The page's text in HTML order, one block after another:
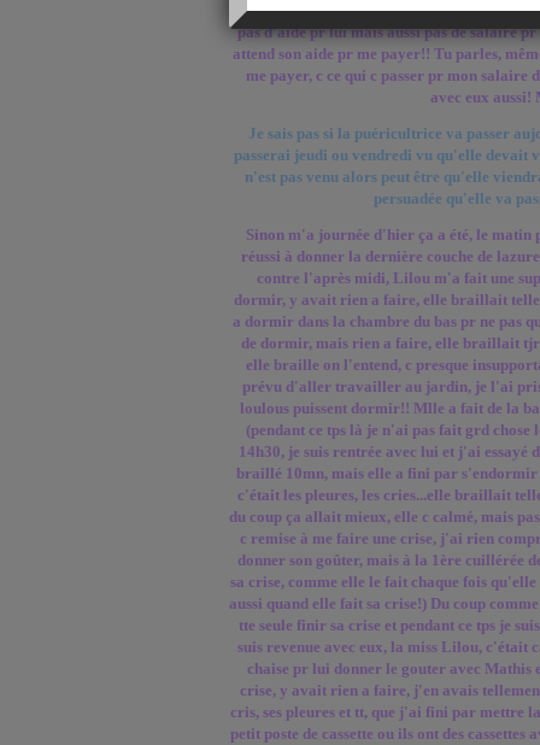
pas que sa femme n'a pas fait la
pas d'aide pr lui mais aussi pas de salaire
attend son aide pr me payer!! Tu parles,
me payer, c ce qui c passer pr mon salaire
avec eux aussi!
Je sais pas si la puéricultrice va passer
passerai jeudi ou vendredi vu qu'elle devait
n'est pas venu alors peut être qu'elle
persuadée qu'elle va
Sinon m'a journée d'hier ça a été, le matin
réussi à donner la dernière couche de
contre l'après midi, Lilou m'a fait une
dormir, y avait rien a faire, elle braillait
a dormir dans la chambre du bas pr ne pas
de dormir, mais rien a faire, elle braillait
elle braille on l'entend, c presque
prévu d'aller travailler au jardin, je l'ai
loulous puissent dormir!! Mlle a fait de la
(pendant ce tps là je n'ai pas fait grd
14h30, je suis rentrée avec lui et j'ai essayé
braillé 10mn, mais elle a fini par s'endormir
c'était les pleures, les cries...elle braillait
du coup ça allait mieux, elle c calmé, mais
c remise à me faire une crise, j'ai rien
donner son goûter, mais à la 1ère cuillérée
sa crise, comme elle le fait chaque fois
aussi quand elle fait sa crise!) Du coup
tte seule finir sa crise et pendant ce tps je
suis revenue avec eux, la miss Lilou, c'était
chaise pr lui donner le gouter avec
crise, y avait rien a faire, j'en avais
cris, ses pleures et tt, que j'ai fini par mettre
petit poste de cassette ou ils ont des cassettes